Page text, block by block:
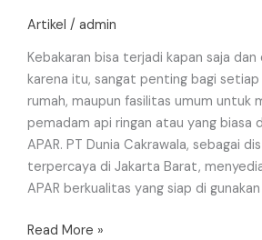
Artikel / admin
Kebakaran bisa terjadi kapan saja dan
karena itu, sangat penting bagi
rumah, maupun fasilitas umum untuk
pemadam api ringan atau yang biasa
APAR. PT Dunia Cakrawala, sebagai
terpercaya di Jakarta Barat,
APAR berkualitas yang siap di gunakan
Read More »